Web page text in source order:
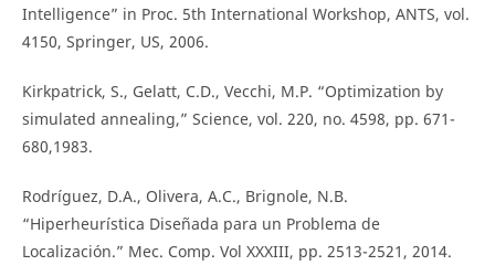
Intelligence” in Proc. 5th International Workshop, ANTS, vol.
4150, Springer, US, 2006.
Kirkpatrick, S., Gelatt, C.D., Vecchi, M.P. “Optimization by
simulated annealing,” Science, vol. 220, no. 4598, pp. 671-
680,1983.
Rodríguez, D.A., Olivera, A.C., Brignole, N.B.
“Hiperheurística Diseñada para un Problema de
Localización.” Mec. Comp. Vol XXXIII, pp. 2513-2521, 2014.